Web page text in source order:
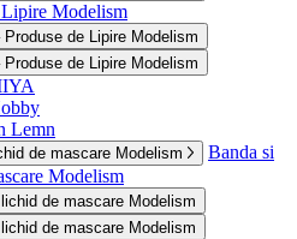
Lipire Modelism
de Lipire Modelism
de Lipire Modelism
Lemn
de mascare Modelism
Banda si
Modelism
de mascare Modelism
de mascare Modelism